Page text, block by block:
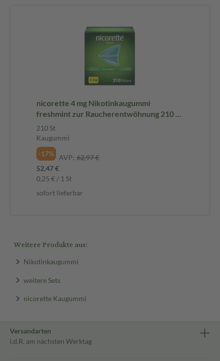
nicorette 4 mg Nikotinkaugummi
freshmint zur Raucherentwöhnung 210 St
Kaugummi
210 St
Kaugummi
-17%
AVP: 62,97 €
52,47 €
0,25 € / 1 St
sofort lieferbar
Weitere Produkte aus:
Nikotinkaugummi
weitere Sets
nicorette Kaugummi
Versandarten
i.d.R. am nächsten Werktag